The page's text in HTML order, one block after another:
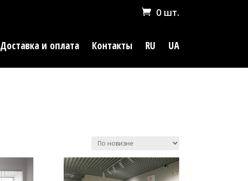
0 шт.
Доставка и оплата Контакты RU UA